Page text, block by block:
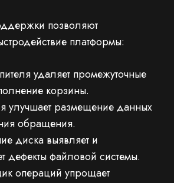
позволяют
платформы:
удаляет промежуточные
корзины.
улучшает размещение данных
обращения.
диска выявляет и
дефекты файловой системы.
операций упрощает